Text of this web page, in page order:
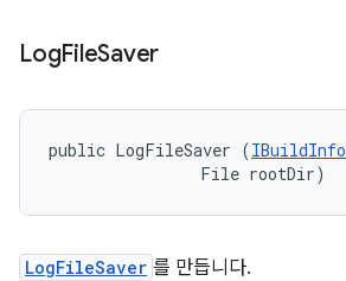
LogFileSaver
public LogFileSaver (IBuildInfo
                File rootDir)
LogFileSaver 를 만듭니다.